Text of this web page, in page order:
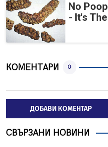
No
- It's
КОМЕНТАРИ 0
ДОБАВИ КОМЕНТАР
СВЪРЗАНИ НОВИНИ